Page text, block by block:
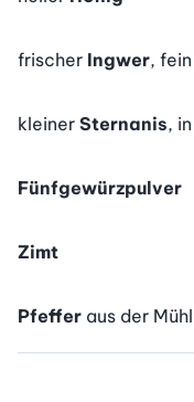
frischer Ingwer,
kleiner Sternanis,
Fünfgewürzpulver
Zimt
Pfeffer aus der